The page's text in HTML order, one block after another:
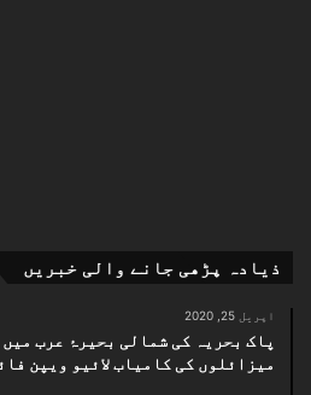
ذیادہ پڑھی جانے والی خبریں
اپریل 25, 2020
پاک بحریہ کی شمالی بحیرۂ عرب
میزائلوں کی کامیاب لائیو ویپن